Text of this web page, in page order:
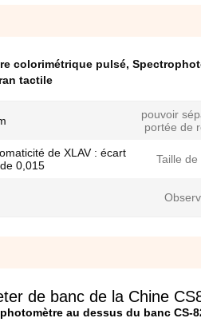
colorimétrique pulsé,
tactile
pouvoir
portée de
de XLAV : écart
0,015
Taille
de banc de la Chine
au dessus du banc CS-